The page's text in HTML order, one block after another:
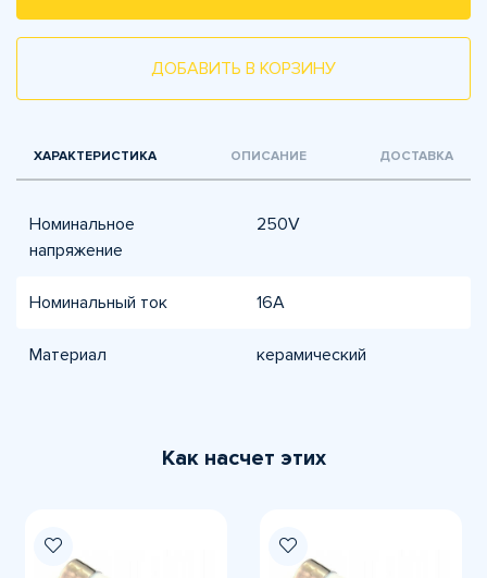
ДОБАВИТЬ В КОРЗИНУ
ХАРАКТЕРИСТИКА ОПИСАНИЕ ДОСТАВКА
Номинальное
напряжение
250V
Номинальный ток 16A
Материал керамический
Как насчет этих